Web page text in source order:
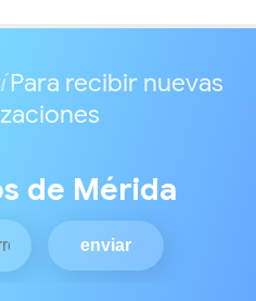
Para recibir nuevas
de Mérida